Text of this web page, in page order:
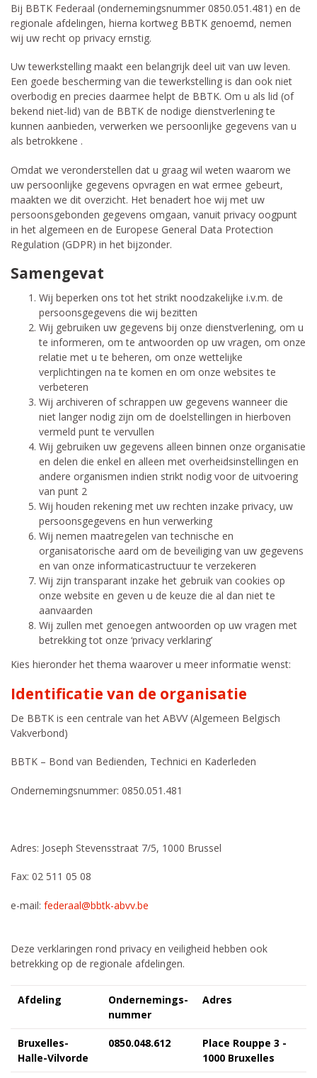
Bij BBTK Federaal (ondernemingsnummer 0850.051.481) en de
regionale afdelingen, hierna kortweg BBTK genoemd, nemen
wij uw recht op privacy ernstig.
Uw tewerkstelling maakt een belangrijk deel uit van uw leven.
Een goede bescherming van die tewerkstelling is dan ook niet
overbodig en precies daarmee helpt de BBTK. Om u als lid (of
bekend niet-lid) van de BBTK de nodige dienstverlening te
kunnen aanbieden, verwerken we persoonlijke gegevens van u
als betrokkene .
Omdat we veronderstellen dat u graag wil weten waarom we
uw persoonlijke gegevens opvragen en wat ermee gebeurt,
maakten we dit overzicht. Het benadert hoe wij met uw
persoonsgebonden gegevens omgaan, vanuit privacy oogpunt
in het algemeen en de Europese General Data Protection
Regulation (GDPR) in het bijzonder.
Samengevat
Wij beperken ons tot het strikt noodzakelijke i.v.m. de
persoonsgegevens die wij bezitten
Wij gebruiken uw gegevens bij onze dienstverlening, om u
te informeren, om te antwoorden op uw vragen, om onze
relatie met u te beheren, om onze wettelijke
verplichtingen na te komen en om onze websites te
verbeteren
Wij archiveren of schrappen uw gegevens wanneer die
niet langer nodig zijn om de doelstellingen in hierboven
vermeld punt te vervullen
Wij gebruiken uw gegevens alleen binnen onze organisatie
en delen die enkel en alleen met overheidsinstellingen en
andere organismen indien strikt nodig voor de uitvoering
van punt 2
Wij houden rekening met uw rechten inzake privacy, uw
persoonsgegevens en hun verwerking
Wij nemen maatregelen van technische en
organisatorische aard om de beveiliging van uw gegevens
en van onze informaticastructuur te verzekeren
Wij zijn transparant inzake het gebruik van cookies op
onze website en geven u de keuze die al dan niet te
aanvaarden
Wij zullen met genoegen antwoorden op uw vragen met
betrekking tot onze ‘privacy verklaring’
Kies hieronder het thema waarover u meer informatie wenst:
Identificatie van de organisatie
De BBTK is een centrale van het ABVV (Algemeen Belgisch
Vakverbond)
BBTK – Bond van Bedienden, Technici en Kaderleden
Ondernemingsnummer: 0850.051.481
Adres: Joseph Stevensstraat 7/5, 1000 Brussel
Fax: 02 511 05 08
e-mail: federaal@bbtk-abvv.be
Deze verklaringen rond privacy en veiligheid hebben ook
betrekking op de regionale afdelingen.
Afdeling
Ondernemings-
nummer
Adres
Bruxelles-
Halle-Vilvorde
0850.048.612
Place Rouppe 3 -
1000 Bruxelles